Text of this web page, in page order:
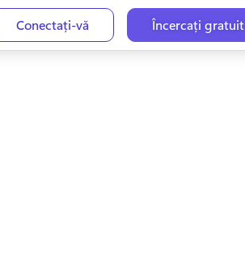
Conectați-vă Încercați gratuit